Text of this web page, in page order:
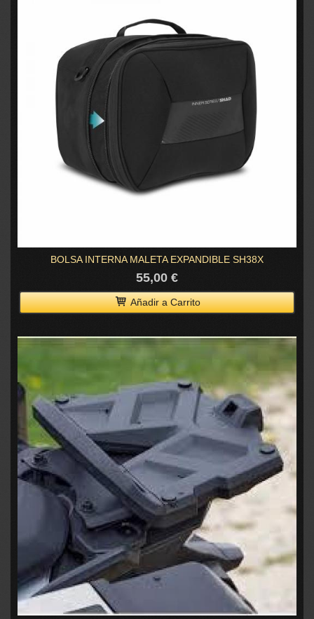
BOLSA INTERNA MALETA EXPANDIBLE SH38X
55,00 €
Añadir a Carrito